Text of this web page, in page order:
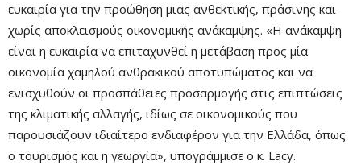
ευκαιρία για την προώθηση μιας ανθεκτικής, πράσινης και
χωρίς αποκλεισμούς οικονομικής ανάκαμψης. «Η ανάκαμψη
είναι η ευκαιρία να επιταχυνθεί η μετάβαση προς μία
οικονομία χαμηλού ανθρακικού αποτυπώματος και να
ενισχυθούν οι προσπάθειες προσαρμογής στις επιπτώσεις
της κλιματικής αλλαγής, ιδίως σε οικονομικούς που
παρουσιάζουν ιδιαίτερο ενδιαφέρον για την Ελλάδα, όπως
ο τουρισμός και η γεωργία», υπογράμμισε ο κ. Lacy.